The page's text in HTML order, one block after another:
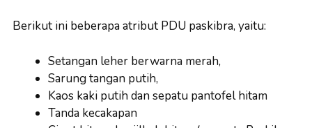
Berikut ini beberapa atribut PDU paskibra, yaitu:
Setangan leher berwarna merah,
Sarung tangan putih,
Kaos kaki putih dan sepatu pantofel hitam
Tanda kecakapan